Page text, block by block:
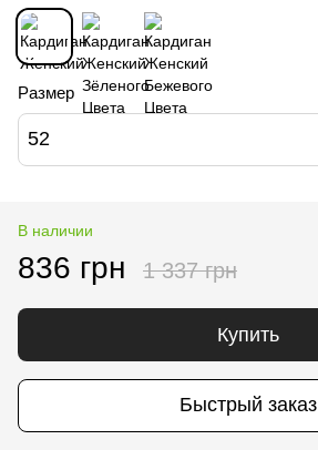
Размер
52
В наличии
836 грн 1 337 грн
Купить
Быстрый заказ